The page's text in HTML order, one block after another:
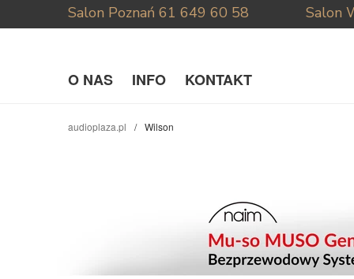
Salon Poznań 61 649 60 58 Salon
O NAS INFO KONTAKT
audioplaza.pl Wilson